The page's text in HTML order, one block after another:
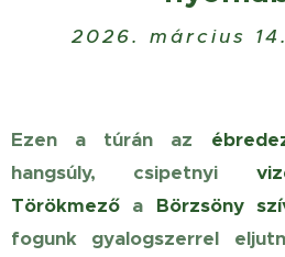
2026. március
Ezen a túrán az
hangsúly, csipetnyi
Törökmező a Börzsöny
fogunk gyalogszerrel